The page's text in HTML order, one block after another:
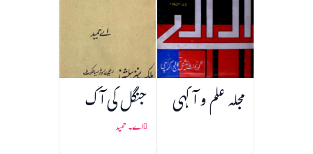
مجلہ علم و آگہی جنگل کی آگ
اے۔ حمید